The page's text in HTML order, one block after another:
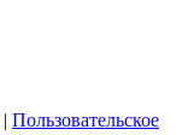
| Пользовательское